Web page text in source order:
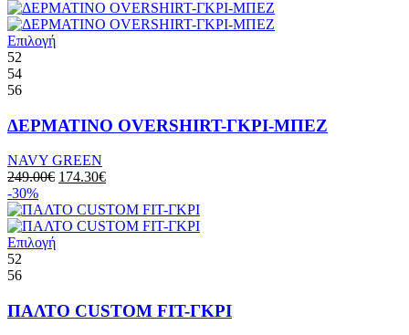
Επιλογή
52
54
56
ΔΕΡΜΑΤΙΝΟ OVERSHIRT-ΓΚΡΙ-ΜΠΕΖ
NAVY GREEN
249.00€ 174.30€
-30%
Επιλογή
52
56
ΠΑΛΤΟ CUSTOM FIT-ΓΚΡΙ